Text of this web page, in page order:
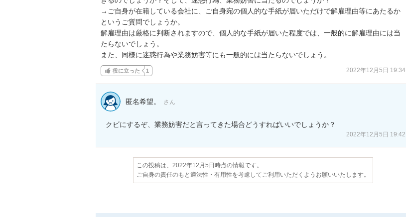
→ご自身が在籍している会社に、ご自身宛の個人的な手紙が届いただけで解雇理由等にあたるか
というご質問でしょうか。
解雇理由は厳格に判断されますので、個人的な手紙が届いた程度では、一般的に解雇理由には当
たらないでしょう。
また、同様に迷惑行為や業務妨害等にも一般的には当たらないでしょう。
役に立った 1 2022年12月5日 19:34
匿名希望。 さん
クビにするぞ、業務妨害だと言ってきた場合どうすればいいでしょうか？
2022年12月5日 19:42
この投稿は、2022年12月5日時点の情報です。
ご自身の責任のもと適法性・有用性を考慮してご利用いただくようお願いいたします。